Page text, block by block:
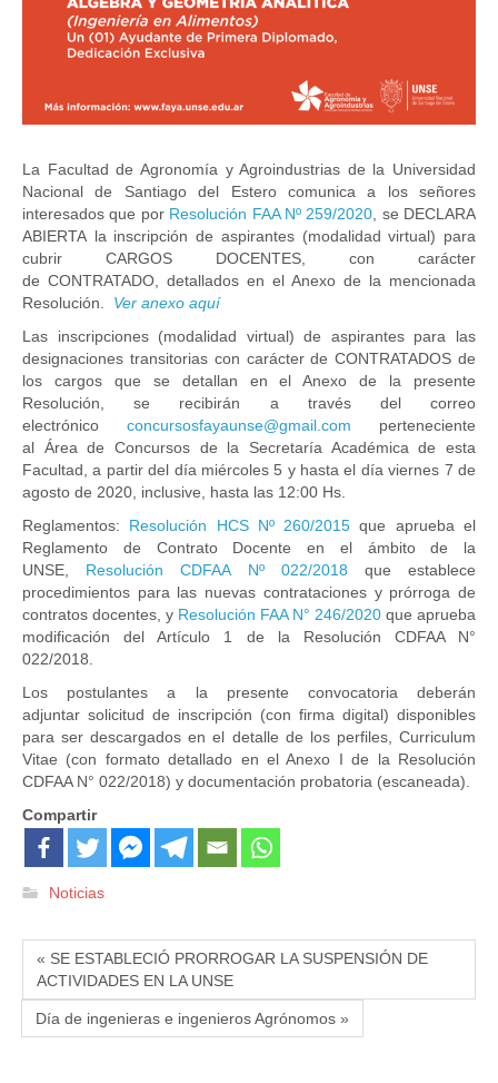
La Facultad de Agronomía y Agroindustrias de la Universidad
Nacional de Santiago del Estero comunica a los señores
interesados que por Resolución FAA Nº 259/2020, se DECLARA
ABIERTA la inscripción de aspirantes (modalidad virtual) para
cubrir CARGOS DOCENTES, con carácter
de CONTRATADO, detallados en el Anexo de la mencionada
Resolución. Ver anexo aquí
Las inscripciones (modalidad virtual) de aspirantes para las
designaciones transitorias con carácter de CONTRATADOS de
los cargos que se detallan en el Anexo de la presente
Resolución, se recibirán a través del correo
electrónico concursosfayaunse@gmail.com perteneciente
al Área de Concursos de la Secretaría Académica de esta
Facultad, a partir del día miércoles 5 y hasta el día viernes 7 de
agosto de 2020, inclusive, hasta las 12:00 Hs.
Reglamentos: Resolución HCS Nº 260/2015 que aprueba el
Reglamento de Contrato Docente en el ámbito de la
UNSE, Resolución CDFAA Nº 022/2018 que establece
procedimientos para las nuevas contrataciones y prórroga de
contratos docentes, y Resolución FAA N° 246/2020 que aprueba
modificación del Artículo 1 de la Resolución CDFAA N°
022/2018.
Los postulantes a la presente convocatoria deberán
adjuntar solicitud de inscripción (con firma digital) disponibles
para ser descargados en el detalle de los perfiles, Curriculum
Vitae (con formato detallado en el Anexo I de la Resolución
CDFAA N° 022/2018) y documentación probatoria (escaneada).
Compartir
Noticias
« SE ESTABLECIÓ PRORROGAR LA SUSPENSIÓN DE
ACTIVIDADES EN LA UNSE
Día de ingenieras e ingenieros Agrónomos »